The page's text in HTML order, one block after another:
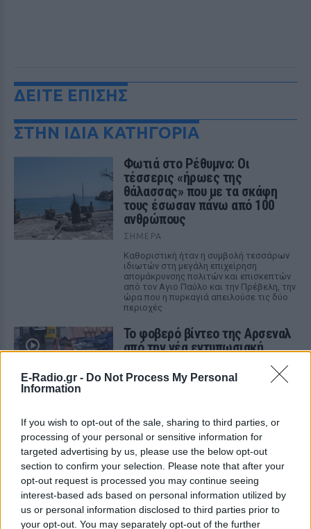
E-Radio.gr - Do Not Process My Personal
Information
If you wish to opt-out of the sale, sharing to third parties, or
processing of your personal or sensitive information for
targeted advertising by us, please use the below opt-out
section to confirm your selection. Please note that after your
opt-out request is processed you may continue seeing
interest-based ads based on personal information utilized by
us or personal information disclosed to third parties prior to
your opt-out. You may separately opt-out of the further
ΔΕΙΤΕ ΕΠΙΣΗΣ
ΣΤΗΝ ΙΔΙΑ ΚΑΤΗΓΟΡΙΑ
Φωτιά στο Ρέθυμνο: Οι
τέσσερις «ήρωες της
θάλασσας» που με τα σκάφη
τους έσωσαν πάνω από 100
ανθρώπους
ΣΉΜΕΡΑ
Καθοριστική ήταν η συμβολή τεσσάρων
ιδιωτών στη μεγάλη επιχείρηση
απομάκρυνσης πολιτών και επισκεπτών
από τον Αγιο Παύλο και την Πρέβελη, την
ώρα που η πυρκαγιά απειλούσε τις δύο
περιοχές
Το φοβερό βίντεο της Αρσεναλ
από την νέα εντυπωσιακή
ασίστ του Χρήστου Τζόλη, δείτε
βίντεο
ήταν πραγματικά εκπληκτική, με πολλά
φάλτσα και δύσκολη για έλεγχο από τον
κίπερ Αλβαρο Βαγιές
Σοκ στην Κρήτη: Τουρίστας
επιχείρησε να χρηματίσει
υπάλληλο για του επιτρέψει να
ασελγήσει σε ανήλικη